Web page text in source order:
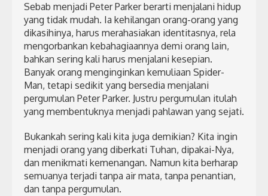
Sebab menjadi Peter Parker berarti menjalani hidup
yang tidak mudah. Ia kehilangan orang-orang yang
dikasihinya, harus merahasiakan identitasnya, rela
mengorbankan kebahagiaannya demi orang lain,
bahkan sering kali harus menjalani kesepian.
Banyak orang menginginkan kemuliaan Spider-
Man, tetapi sedikit yang bersedia menjalani
pergumulan Peter Parker. Justru pergumulan itulah
yang membentuknya menjadi pahlawan yang sejati.
Bukankah sering kali kita juga demikian? Kita ingin
menjadi orang yang diberkati Tuhan, dipakai-Nya,
dan menikmati kemenangan. Namun kita berharap
semuanya terjadi tanpa air mata, tanpa penantian,
dan tanpa pergumulan.